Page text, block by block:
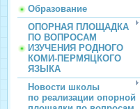
Образование
ОПОРНАЯ ПЛОЩАДКА
ПО ВОПРОСАМ
ИЗУЧЕНИЯ РОДНОГО
КОМИ-ПЕРМЯЦКОГО
ЯЗЫКА
Новости школы
по реализации опорной